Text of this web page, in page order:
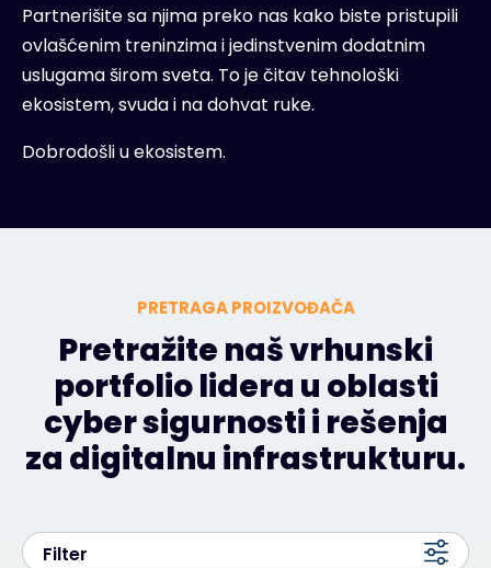
Partnerišite sa njima preko nas kako biste pristupili
ovlašćenim treninzima i jedinstvenim dodatnim
uslugama širom sveta. To je čitav tehnološki
ekosistem, svuda i na dohvat ruke.
Dobrodošli u ekosistem.
PRETRAGA PROIZVOĐAČA
Pretražite naš vrhunski
portfolio lidera u oblasti
cyber sigurnosti i rešenja
za digitalnu infrastrukturu.
Filter